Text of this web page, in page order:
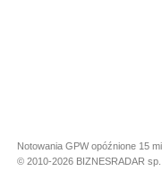
Notowania GPW opóźnione 15
© 2010-2026 BIZNESRADAR